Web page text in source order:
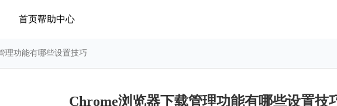
首页帮助中心
理功能有哪些设置技巧
Chrome浏览器下载管理功能有哪些设置技